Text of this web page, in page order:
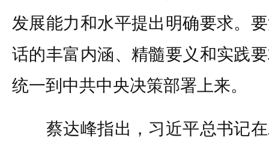
发展能力和水平提出明确要求。
话的丰富内涵、精髓要义和实践
统一到中共中央决策部署上来。
蔡达峰指出，习近平总书记在